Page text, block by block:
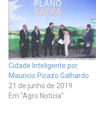
Green deal europeu, taxa de
carbono na fronteira e os
novos arranjos geopolíticos
em torno…
Cidade Inteligente por
Mauricio Picazo Galhardo
21 de junho de 2019
Em "Agro Notícia"